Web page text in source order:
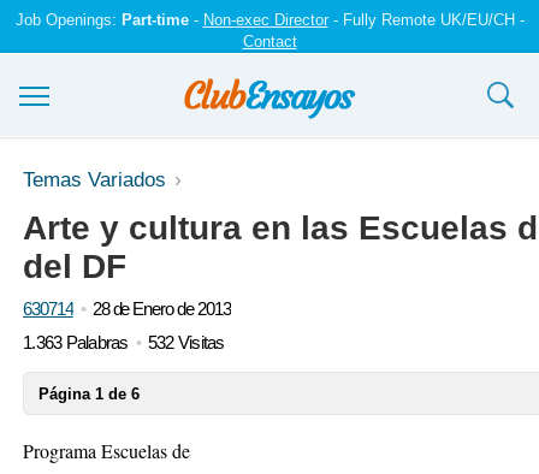
Job Openings: Part-time- Non-exec Director- Fully Remote UK/EU/CH -
Contact
Ensayos y trabajos
Registrarse
Iniciar sesión
Temas Variados
Arte y cultura en las Escuelas
del DF
630714
28 de Enero de 2013
1.363 Palabras
532 Visitas
Página 1 de 6
Programa Escuelas de